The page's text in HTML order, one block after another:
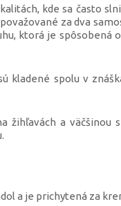
kde sa často
za dva
ktorá je spôsobená
kladené spolu v
žihľavách a väčšinou
a je prichytená za